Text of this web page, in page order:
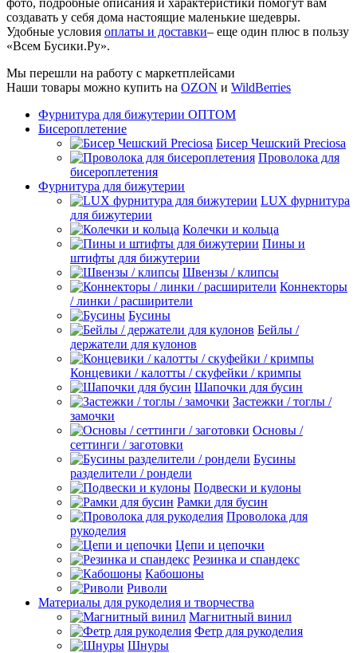
создавать у себя дома настоящие маленькие шедевры.
Удобные условия оплаты и доставки– еще один плюс в пользу
«Всем Бусики.Ру».
Мы перешли на работу с маркетплейсами
Наши товары можно купить на OZON и WildBerries
Фурнитура для бижутерии ОПТОМ
Бисероплетение
Бисер Чешский Preciosa
Проволока для
бисероплетения
Фурнитура для бижутерии
LUX фурнитура
для бижутерии
Колечки и кольца
Пины и
штифты для бижутерии
Швензы / клипсы
Коннекторы
/ линки / расширители
Бусины
Бейлы /
держатели для кулонов
Концевики / калотты / скуфейки / кримпы
Шапочки для бусин
Застежки / тоглы /
замочки
Основы /
сеттинги / заготовки
Бусины
разделители / рондели
Подвески и кулоны
Рамки для бусин
Проволока для
рукоделия
Цепи и цепочки
Резинка и спандекс
Кабошоны
Риволи
Материалы для рукоделия и творчества
Магнитный винил
Фетр для рукоделия
Шнуры